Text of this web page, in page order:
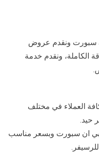
سبورت ونقدم عروض
الكاملة، ونقدم خدمة
العملاء في مختلف
حيد.
ان سبورت وبسعر مناسب